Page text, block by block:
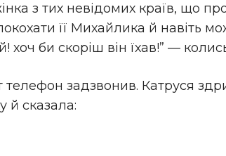
з тих невідомих країв, що
її Михайлика й навіть
хоч би скоріш він їхав!” —
задзвонив. Катруся
й сказала: